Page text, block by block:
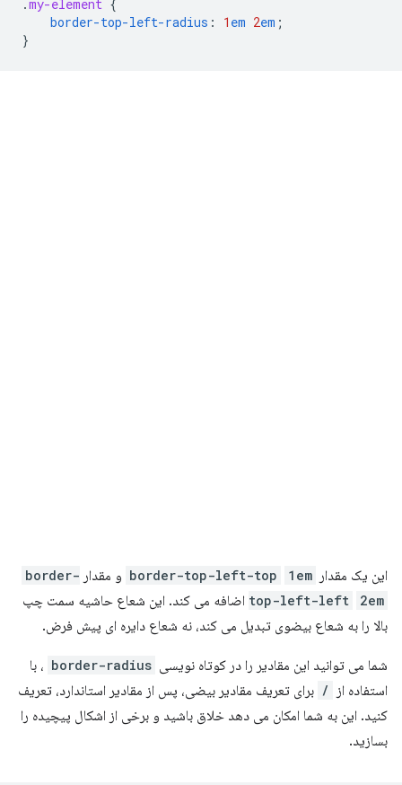
.my-element {
border-top-left-radius : 1 em 2em ;
}
این یک مقدار border-top-left-top 1em و مقدار border-
top-left-left
2em
اضافه می کند. این شعاع حاشیه سمت چپ
بالا را به شعاع بیضوی تبدیل می کند، نه شعاع دایره ای پیش فرض.
شما می توانید این مقادیر را در کوتاه نویسی border-radius ، با
استفاده از
/ برای تعریف مقادیر بیضی، پس از مقادیر استاندارد، تعریف
کنید. این به شما امکان می دهد خلاق باشید و برخی از اشکال پیچیده را
بسازید.